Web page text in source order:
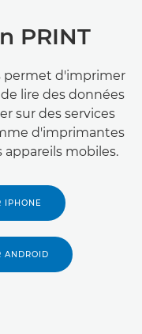
PRINT
permet d'imprimer
lire des données
sur des services
d'imprimantes
mobiles.
IPHONE
ANDROID